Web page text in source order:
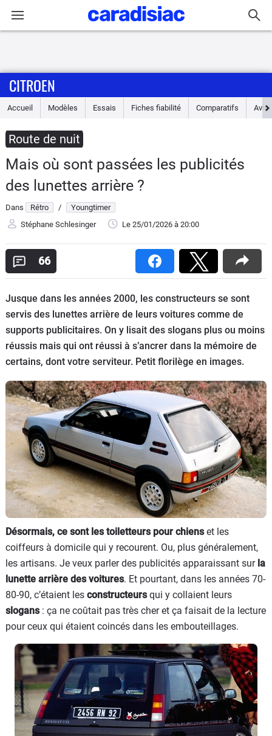
Accueil
Essais
Guide
d'achat
Electriques
Utilitaires
Auto
Services
Forum
Moto
Marques
CITROEN
Accueil Modèles Essais Fiches fiabilité Comparatifs Avis
Route de nuit
Mais où sont passées les publicités
des lunettes arrière ?
Dans Rétro /
Youngtimer
Stéphane Schlesinger
Le 25/01/2026 à 20:00
66
Jusque dans les années 2000, les constructeurs se sont
servis des lunettes arrière de leurs voitures comme de
supports publicitaires. On y lisait des slogans plus ou moins
réussis mais qui ont réussi à s’ancrer dans la mémoire de
certains, dont votre serviteur. Petit florilège en images.
Désormais, ce sont les toiletteurs pour chienset les
coiffeurs à domicile qui y recourent. Ou, plus généralement,
les artisans. Je veux parler des publicités apparaissant sur la
lunette arrière des voitures. Et pourtant, dans les années 70-
80-90, c’étaient les constructeursqui y collaient leurs
slogans : ça ne coûtait pas très cher et ça faisait de la lecture
pour ceux qui étaient coincés dans les embouteillages.